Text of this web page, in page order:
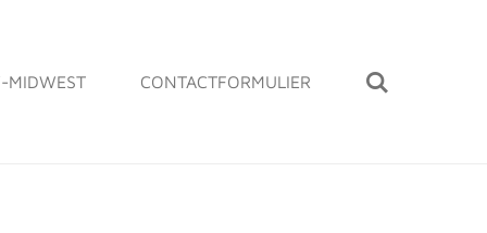
MIDWEST CONTACTFORMULIER